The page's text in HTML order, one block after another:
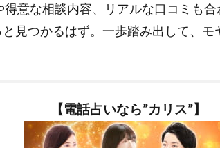
得意な相談内容、リアルな口コミも
見つかるはず。一歩踏み出して、
【電話占いなら”カリス”】